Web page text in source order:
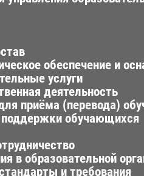
обеспечение и
услуги
деятельность
приёма (перевода)
обучающихся
в образовательной
и требования